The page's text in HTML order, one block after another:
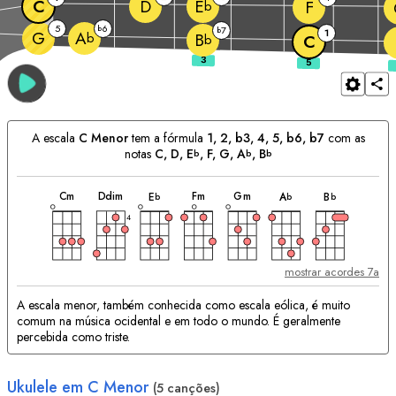
G 5 Ab
b6
Bb
b7 C 1
C D Eb F
A escala C Menortem a fórmula 1, 2, b3, 4, 5, b6, b7com as
notas C, D, Eb, F, G, Ab, Bb
Correspondentes:
Cm
acorde
Ddim
acorde
4
Eb
acorde
Fm
acorde
Gm
acorde
Ab
acorde
Bb
acorde
mostrar acordes 7a
A escala menor, também conhecida como escala eólica, é muito
comum na música ocidental e em todo o mundo. É geralmente
percebida como triste.
Ukulele em C Menor (5 canções)